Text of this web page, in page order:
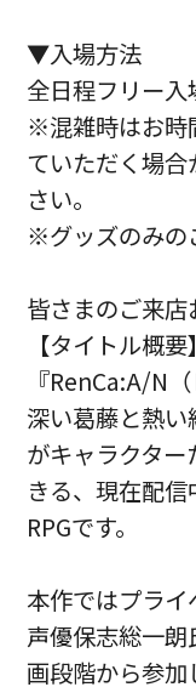
▼入場方法
全日程フリー入
※混雑時はお時
ていただく場
さい。
※グッズのみの
皆さまのご来店
【タイトル概要】
『RenCa:A/N
深い葛藤と熱
がキャラクタ
きる、現在配
RPGです。
本作ではプラ
声優保志総一
画段階から参加